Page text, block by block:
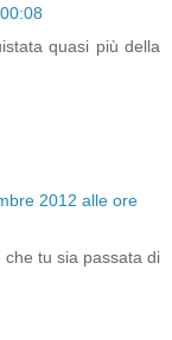
quasi più della
2012 alle ore
tu sia passata di